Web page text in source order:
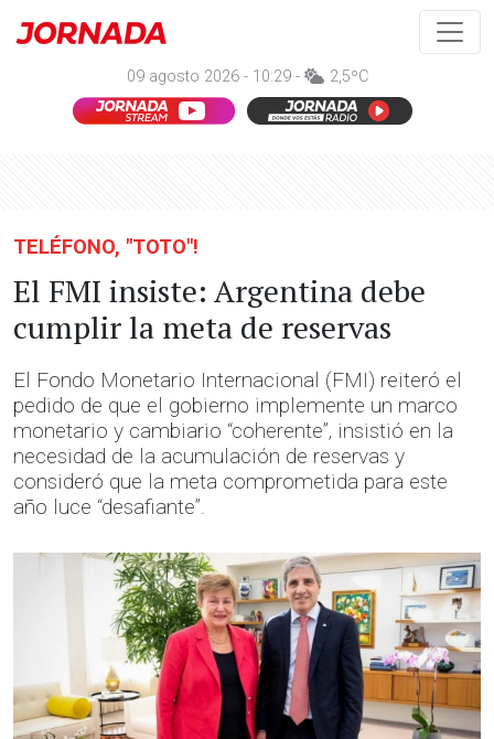
09 agosto 2026 - 10:29 - 2,5ºC
TELÉFONO, "TOTO"!
El FMI insiste: Argentina debe
cumplir la meta de reservas
El Fondo Monetario Internacional (FMI) reiteró el
pedido de que el gobierno implemente un marco
monetario y cambiario “coherente”, insistió en la
necesidad de la acumulación de reservas y
consideró que la meta comprometida para este
año luce “desafiante”.